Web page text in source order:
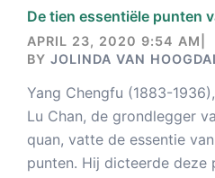
De tien essentiële punten
APRIL 23, 2020 9:54 AM
BY JOLINDA VAN
Yang Chengfu (1883-
Lu Chan, de grondlegger
quan, vatte de essentie
punten. Hij dicteerde deze